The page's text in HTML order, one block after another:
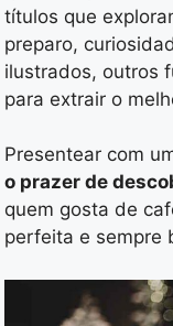
títulos que
preparo,
ilustrados, outros
para extrair o
Presentear com
o prazer de
quem gosta de
perfeita e sempre